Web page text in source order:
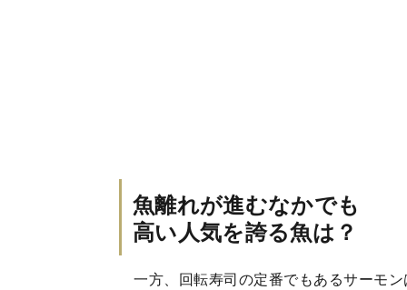
魚離れが進むなかでも
高い人気を誇る魚は？
一方、回転寿司の定番でもあるサーモ